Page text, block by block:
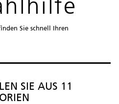
Sie schnell Ihren
SIE AUS 11